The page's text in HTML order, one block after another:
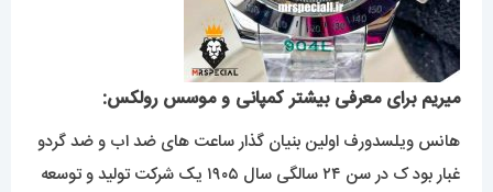
میریم برای معرفی بیشتر کمپانی و موسس رولکس:
هانس ویلسدورف اولین بنیان گذار ساعت های ضد اب و ضد گردو
غبار بود ک در سن ۲۴ سالگی سال ۱۹۰۵ یک شرکت تولید و توسعه